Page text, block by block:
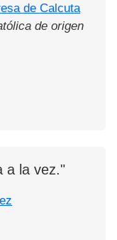
de Calcuta
de origen
a la vez."